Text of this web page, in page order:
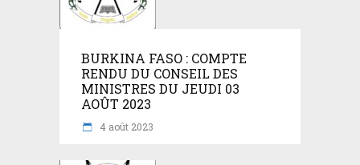
BURKINA FASO : COMPTE
RENDU DU CONSEIL DES
MINISTRES DU JEUDI 03
AOÛT 2023
4 août 2023